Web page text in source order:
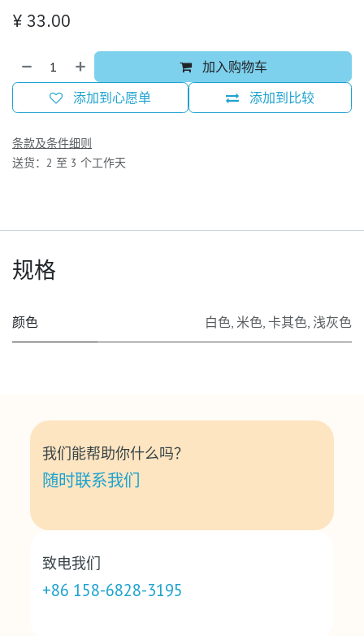
¥ 33.00
加入购物车
添加到比较
添加到心愿单
条款及条件细则
送货：2 至 3 个工作天
规格
颜色 白色 米色 卡其色 浅灰色
我们能帮助你什么吗？
随时联系我们
致电我们
+86 158-6828-3195